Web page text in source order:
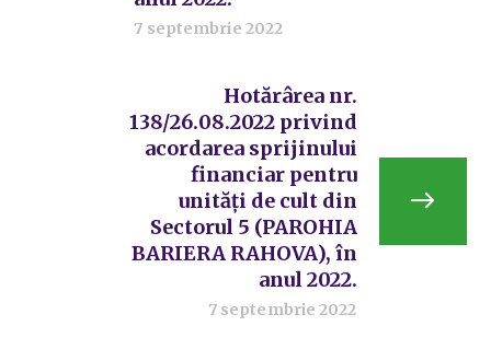
7 septembrie 2022
Hotărârea nr.
138/26.08.2022 privind
acordarea sprijinului
financiar pentru
unități de cult din
Sectorul 5 (PAROHIA
BARIERA RAHOVA), în
anul 2022.
7 septembrie 2022